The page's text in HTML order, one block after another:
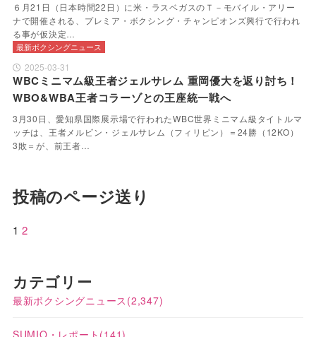
６月21日（日本時間22日）に米・ラスベガスのＴ－モバイル・アリー
ナで開催される、プレミア・ボクシング・チャンピオンズ興行で行われ
る事が仮決定…
最新ボクシングニュース
2025-03-31
WBCミニマム級王者ジェルサレム 重岡優大を返り討ち！
WBO&WBA王者コラーゾとの王座統一戦へ
3月30日、愛知県国際展示場で行われたWBC世界ミニマム級タイトルマ
ッチは、王者メルビン・ジェルサレム（フィリピン）＝24勝（12KO）
3敗＝が、前王者…
投稿のページ送り
1 2
カテゴリー
最新ボクシングニュース (2,347)